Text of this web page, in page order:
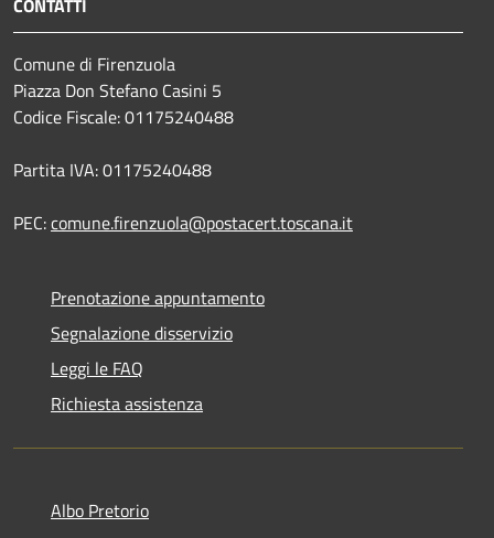
CONTATTI
Comune di Firenzuola
Piazza Don Stefano Casini 5
Codice Fiscale: 01175240488
Partita IVA: 01175240488
PEC:comune.firenzuola@postacert.toscana.it
Prenotazione appuntamento
Segnalazione disservizio
Leggi le FAQ
Richiesta assistenza
Albo Pretorio